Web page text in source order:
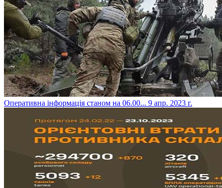
​Оперативна інформація станом на 06.00... 9 апр. 2023 г.